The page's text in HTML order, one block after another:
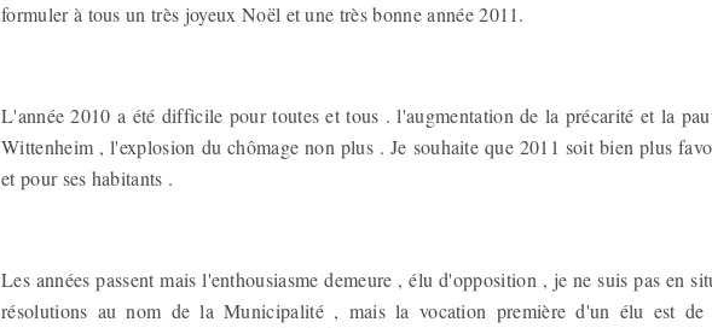
formuler à tous un très joyeux Noël et une très bonne année 2011.
L'année 2010 a été difficile pour toutes et tous . l'augmentation de la précarité et la
Wittenheim , l'explosion du chômage non plus . Je souhaite que 2011 soit bien plus
et pour ses habitants .
Les années passent mais l'enthousiasme demeure , élu d'opposition , je ne suis pas en
résolutions au nom de la Municipalité , mais la vocation première d'un élu est